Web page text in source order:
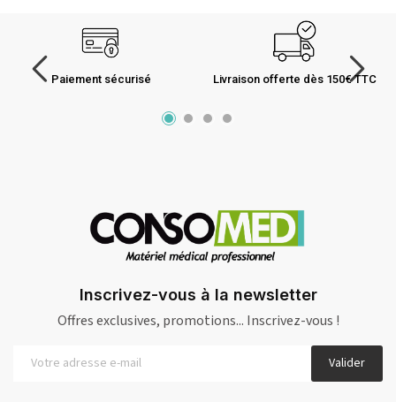
Paiement sécurisé Livraison offerte dès 150€ TTC
Inscrivez-vous à la newsletter
Offres exclusives, promotions... Inscrivez-vous !
Valider